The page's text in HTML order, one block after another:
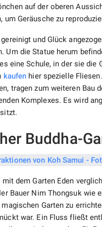
auf der oberen
um Geräusche zu
und Glück
Um die Statue herum
eine Schule, in der sie die
kaufen hier spezielle Fliesen.
tragen zum weiteren Bau
Komplexes. Es wird
Buddha-
mit dem Garten Eden
Bauer Nim Thongsuk wie
Garten zu
war. Ein Fluss fließt